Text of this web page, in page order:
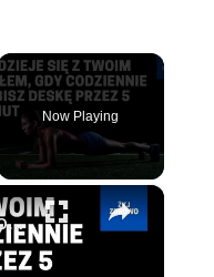
Now Playing
×
Co dzieje się z twoim ciałem, gdy codziennie robisz deskę przez 5 minut #deska #plank